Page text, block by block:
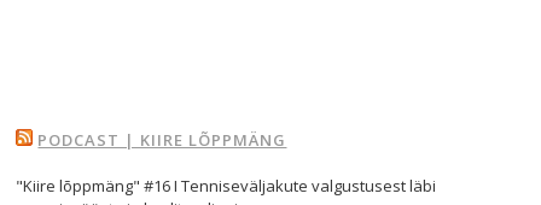
PODCAST | KIIRE LÕPPMÄNG
"Kiire lõppmäng" #16 I Tenniseväljakute valgustusest läbi